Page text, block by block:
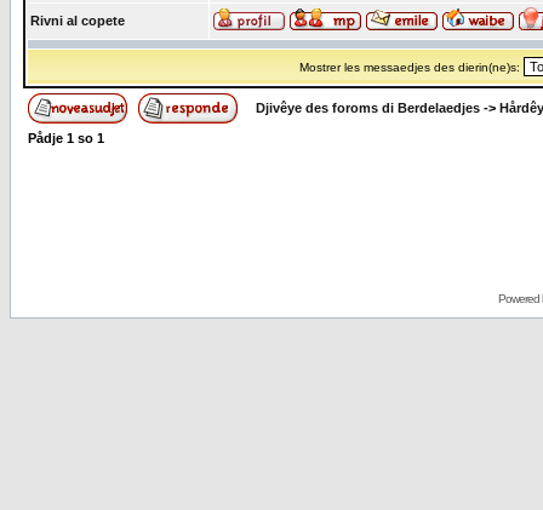
Rivni al copete
Mostrer les messaedjes des dierin(ne)s:
Djivêye des foroms di Berdelaedjes ->
Pådje 1 so 1
Powered